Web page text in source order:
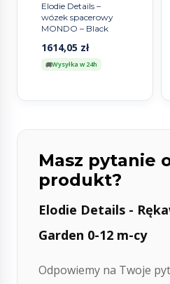
Elodie Details –
wózek spacerowy
MONDO – Black
1614,05 zł
Wysyłka w 24h
Masz pytanie
produkt?
Elodie Details -
Garden 0-12 m-cy
Odpowiemy na Twoje